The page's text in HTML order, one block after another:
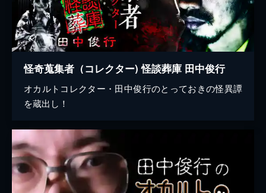
怪奇蒐集者（コレクター) 怪談葬庫 田中俊行
オカルトコレクター・田中俊行のとっておきの怪異譚
を蔵出し！